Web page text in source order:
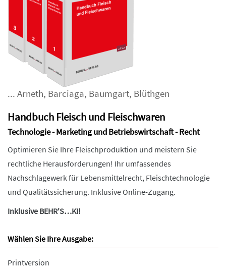
... Arneth, Barciaga, Baumgart, Blüthgen
Handbuch Fleisch und Fleischwaren
Technologie - Marketing und Betriebswirtschaft - Recht
Optimieren Sie Ihre Fleischproduktion und meistern Sie
rechtliche Herausforderungen! Ihr umfassendes
Nachschlagewerk für Lebensmittelrecht, Fleischtechnologie
und Qualitätssicherung. Inklusive Online-Zugang.
Inklusive BEHR'S…KI!
Wählen Sie Ihre Ausgabe:
Printversion